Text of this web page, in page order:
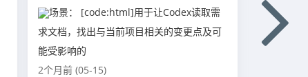
场景： [code:html]用于让Codex读取需
求文档，找出与当前项目相关的变更点及可
能受影响的
2个月前 (05-15)